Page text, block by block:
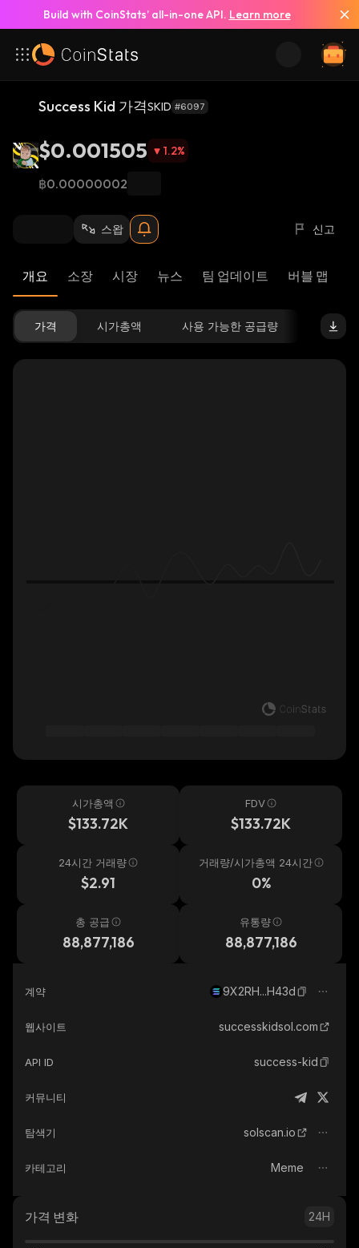
Build with CoinStats’ all-in-one API. Learn more
Success Kid 가격SKID #6097
$0.001505 1.2%
฿0.00000002
스왑 신고
개요 소장 시장 뉴스 팀 업데이트 버블 맵
가격 시가총액 사용 가능한 공급량
시가총액
$133.72K
FDV
$133.72K
24시간 거래량
$2.91
거래량/시가총액 24시간
0%
총 공급
88,877,186
유통량
88,877,186
계약 9X2RH...H43d
웹사이트 successkidsol.com
API ID success-kid
커뮤니티
탐색기 solscan.io
카테고리 Meme
가격 변화 24H